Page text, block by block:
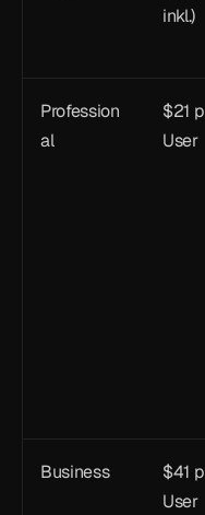
inkl.)
Profession
al
$21
User
Business
$41
User